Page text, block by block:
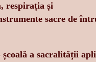
respirația și
sacre de
școală a sacralității